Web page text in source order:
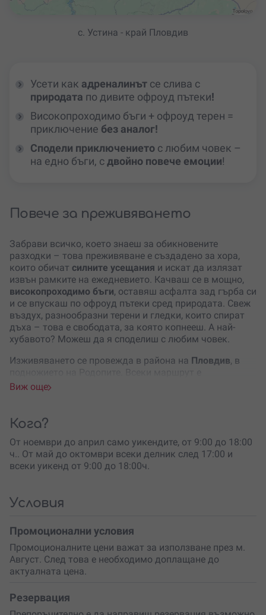
с. Устина - край Пловдив
Усети как адреналинът се слива с
природата по дивите офроуд пътеки!
Високопроходимо бъги + офроуд терен =
приключение без аналог!
Сподели приключението с любим човек –
на едно бъги, сдвойно повече емоции!
Повече за преживяването
Забрави всичко, което знаеш за обикновените
разходки – това преживяване е създадено за хора,
които обичат силните усещания и искат да излязат
извън рамките на ежедневието. Качваш се в мощно,
високопроходимо бъги, оставяш асфалта зад гърба си
и се впускаш по офроуд пътеки сред природата. Свеж
въздух, разнообразни терени и гледки, които спират
дъха – това е свободата, за която копнееш. А най-
хубавото? Можеш да я споделиш с любим човек.
Изживяването се провежда в района на Пловдив, в
внимателно подбран, за да ти разкрие красотата на
познава терена отлично и ще ти покаже как да се
справиш с всяко предизвикателство. Ще получиш
каска, боне и очила –всичко необходимо, за да се
чувстваш защитен и уверен.
вкуса на офроуда;
гледки!
Природата има много лица– време е да откриеш
нейнотонай-диво и вълнуващо изражение.
Независимо дали си с половинката, с най-добрия си
различно, това офроуд приключение гарантира
спомени, които ще разказваш дълго.
Виж още
Кога?
От ноември до април само уикендите, от 9:00 до 18:00
ч.. От май до октомври всеки делник след 17:00 и
всеки уикенд от 9:00 до 18:00ч.
Условия
Промоционални условия
Промоционалните цени важат за използване през м.
Август. След това е необходимо доплащане до
актуалната цена.
Резервация